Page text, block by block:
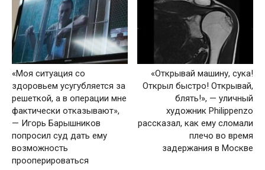
«Моя ситуация со
здоровьем усугубляется за
решеткой, а в операции мне
фактически отказывают»,
— Игорь Барышников
попросил суд дать ему
возможность
прооперироваться
«Открывай машину, сука!
Открыл быстро! Открывай,
блять!», — уличный
художник Philippenzo
рассказал, как ему сломали
плечо во время
задержания в Москве